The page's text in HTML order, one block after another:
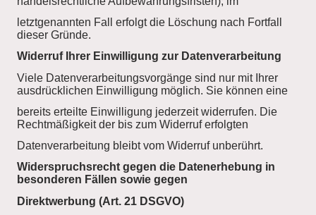
letztgenannten Fall erfolgt die Löschung nach Fortfall
dieser Gründe.
Widerruf Ihrer Einwilligung zur Datenverarbeitung
Viele Datenverarbeitungsvorgänge sind nur mit Ihrer
ausdrücklichen Einwilligung möglich. Sie können eine
bereits erteilte Einwilligung jederzeit widerrufen. Die
Rechtmäßigkeit der bis zum Widerruf erfolgten
Datenverarbeitung bleibt vom Widerruf unberührt.
Widerspruchsrecht gegen die Datenerhebung in
besonderen Fällen sowie gegen
Direktwerbung (Art. 21 DSGVO)